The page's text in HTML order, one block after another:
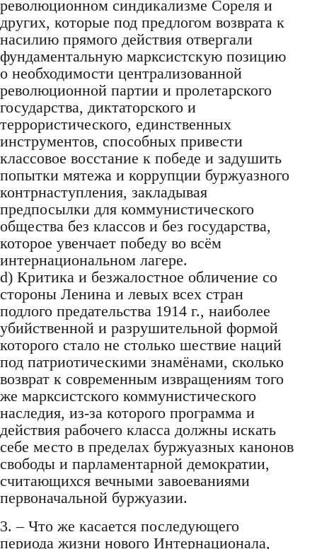
революционном синдикализме Сореля и
других, которые под предлогом возврата к
насилию прямого действия отвергали
фундаментальную марксистскую позицию
о необходимости централизованной
революционной партии и пролетарского
государства, диктаторского и
террористического, единственных
инструментов, способных привести
классовое восстание к победе и задушить
попытки мятежа и коррупции буржуазного
контрнаступления, закладывая
предпосылки для коммунистического
общества без классов и без государства,
которое увенчает победу во всём
интернациональном лагере.
d) Критика и безжалостное обличение со
стороны Ленина и левых всех стран
подлого предательства 1914 г., наиболее
убийственной и разрушительной формой
которого стало не столько шествие наций
под патриотическими знамёнами, сколько
возврат к современным извращениям того
же марксистского коммунистического
наследия, из-за которого программа и
действия рабочего класса должны искать
себе место в пределах буржуазных канонов
свободы и парламентарной демократии,
считающихся вечными завоеваниями
первоначальной буржуазии.
3. – Что же касается последующего
периода жизни нового Интернационала,